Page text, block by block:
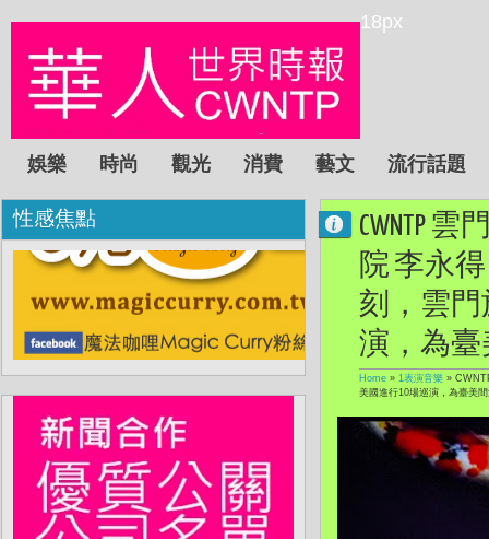
18px
娛樂 時尚 觀光 消費 藝文 流行話題
CWNTP
院 李永
刻，雲門
演，為臺
Home » 1表演音樂 »
美國進行10場巡演，為臺美
性感焦點